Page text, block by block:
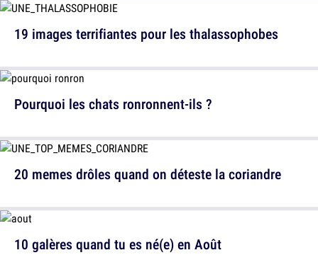
19 images terrifiantes pour les thalassophobes
20 memes drôles quand on déteste la coriandre
Pourquoi les chats ronronnent-ils ?
10 galères quand tu es né(e) en Août